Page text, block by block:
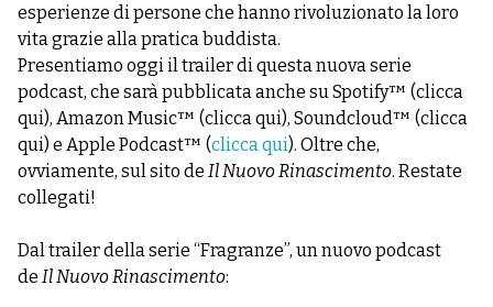
esperienze di persone che hanno rivoluzionato la loro
vita grazie alla pratica buddista.
Presentiamo oggi il trailer di questa nuova serie
podcast, che sarà pubblicata anche su Spotify™ (clicca
qui), Amazon Music™ (clicca qui), Soundcloud™ (clicca
qui) e Apple Podcast™ (clicca qui). Oltre che,
ovviamente, sul sito de Il Nuovo Rinascimento. Restate
collegati!
Dal trailer della serie “Fragranze”, un nuovo podcast
de Il Nuovo Rinascimento: